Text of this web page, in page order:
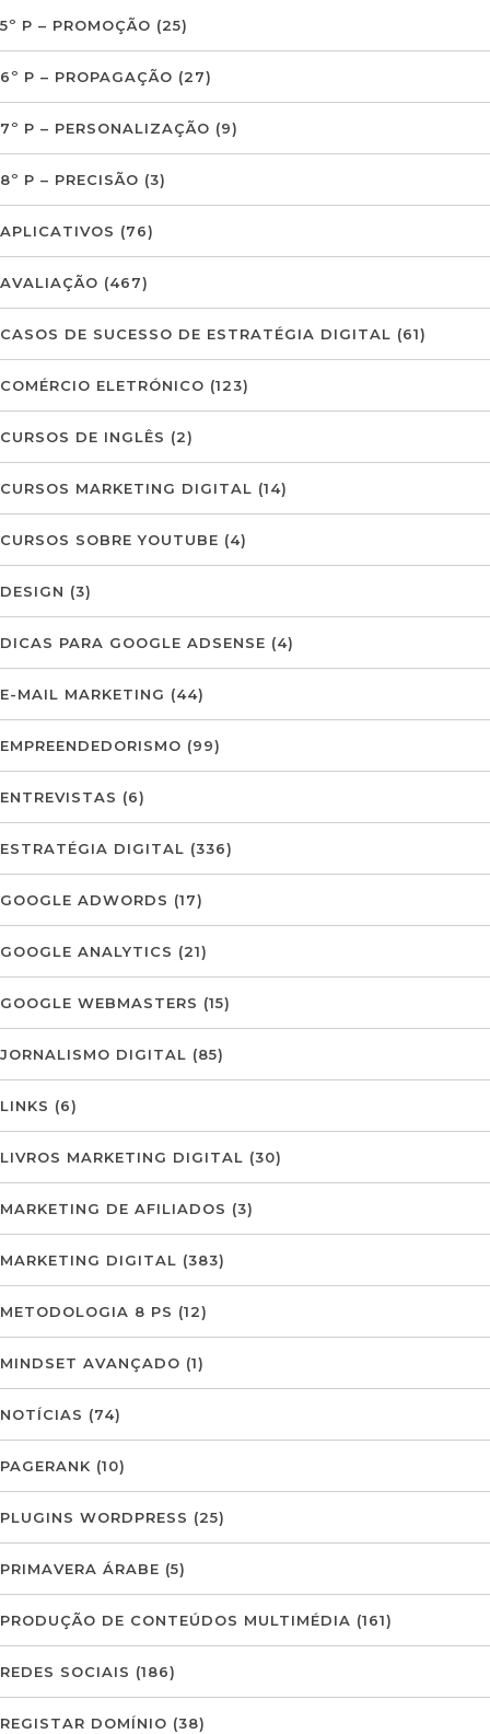
5º P – PROMOÇÃO (25)
6º P – PROPAGAÇÃO (27)
7º P – PERSONALIZAÇÃO (9)
8º P – PRECISÃO (3)
APLICATIVOS (76)
AVALIAÇÃO (467)
CASOS DE SUCESSO DE ESTRATÉGIA DIGITAL (61)
COMÉRCIO ELETRÓNICO (123)
CURSOS DE INGLÊS (2)
CURSOS MARKETING DIGITAL (14)
CURSOS SOBRE YOUTUBE (4)
DESIGN (3)
DICAS PARA GOOGLE ADSENSE (4)
E-MAIL MARKETING (44)
EMPREENDEDORISMO (99)
ENTREVISTAS (6)
ESTRATÉGIA DIGITAL (336)
GOOGLE ADWORDS (17)
GOOGLE ANALYTICS (21)
GOOGLE WEBMASTERS (15)
JORNALISMO DIGITAL (85)
LINKS (6)
LIVROS MARKETING DIGITAL (30)
MARKETING DE AFILIADOS (3)
MARKETING DIGITAL (383)
METODOLOGIA 8 PS (12)
MINDSET AVANÇADO (1)
NOTÍCIAS (74)
PAGERANK (10)
PLUGINS WORDPRESS (25)
PRIMAVERA ÁRABE (5)
PRODUÇÃO DE CONTEÚDOS MULTIMÉDIA (161)
REDES SOCIAIS (186)
REGISTAR DOMÍNIO (38)